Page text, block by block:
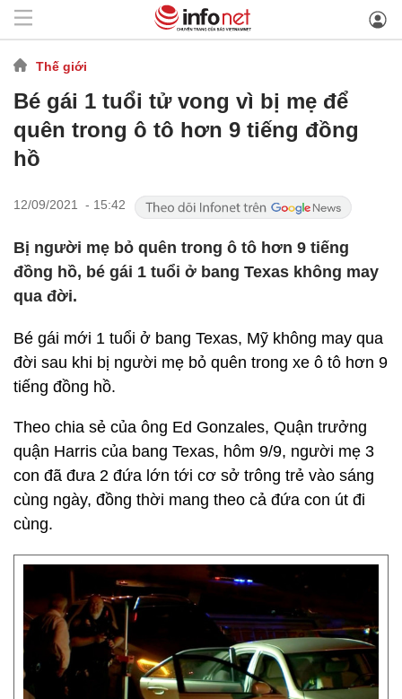
Thế giới
Bé gái 1 tuổi tử vong vì bị mẹ để
quên trong ô tô hơn 9 tiếng đồng
hồ
12/09/2021 - 15:42
Bị người mẹ bỏ quên trong ô tô hơn 9 tiếng
đồng hồ, bé gái 1 tuổi ở bang Texas không may
qua đời.
Bé gái mới 1 tuổi ở bang Texas, Mỹ không may qua
đời sau khi bị người mẹ bỏ quên trong xe ô tô hơn 9
tiếng đồng hồ.
Theo chia sẻ của ông Ed Gonzales, Quận trưởng
quận Harris của bang Texas, hôm 9/9, người mẹ 3
con đã đưa 2 đứa lớn tới cơ sở trông trẻ vào sáng
cùng ngày, đồng thời mang theo cả đứa con út đi
cùng.